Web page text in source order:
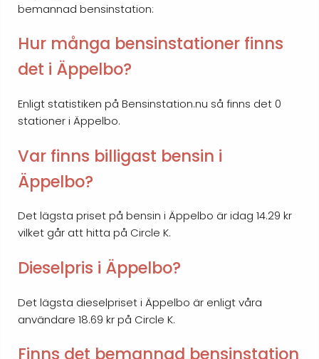
bemannad bensinstation:
Hur många bensinstationer finns
det i Äppelbo?
Enligt statistiken på Bensinstation.nu så finns det 0
stationer i Äppelbo.
Var finns billigast bensin i
Äppelbo?
Det lägsta priset på bensin i Äppelbo är idag 14.29 kr
vilket går att hitta på Circle K.
Dieselpris i Äppelbo?
Det lägsta dieselpriset i Äppelbo är enligt våra
användare 18.69 kr på Circle K.
Finns det bemannad bensinstation